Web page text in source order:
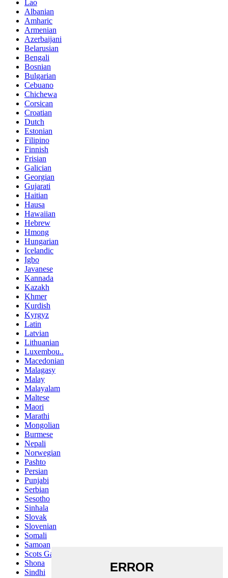
Lao
Albanian
Amharic
Armenian
Azerbaijani
Belarusian
Bengali
Bosnian
Bulgarian
Cebuano
Chichewa
Corsican
Croatian
Dutch
Estonian
Filipino
Finnish
Frisian
Galician
Georgian
Gujarati
Haitian
Hausa
Hawaiian
Hebrew
Hmong
Hungarian
Icelandic
Igbo
Javanese
Kannada
Kazakh
Khmer
Kurdish
Kyrgyz
Latin
Latvian
Lithuanian
Luxembou..
Macedonian
Malagasy
Malay
Malayalam
Maltese
Maori
Marathi
Mongolian
Burmese
Nepali
Norwegian
Pashto
Persian
Punjabi
Serbian
Sesotho
Sinhala
Slovak
Slovenian
Somali
Samoan
Scots Gaelic
Shona
Sindhi